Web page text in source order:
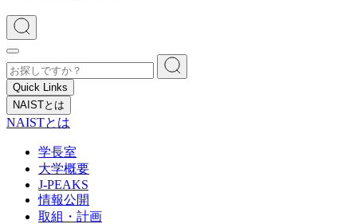
Quick Links
NAISTとは
NAISTとは
学長室
大学概要
J-PEAKS
情報公開
取組・計画